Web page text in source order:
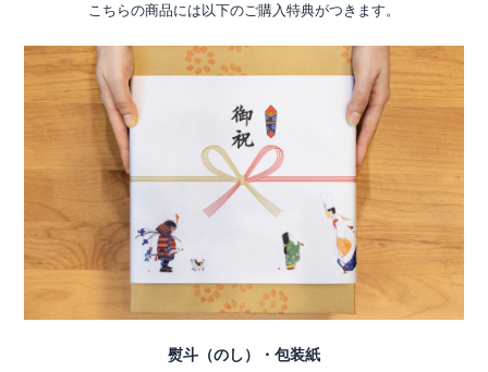
こちらの商品には以下のご購入特典がつきます。
熨斗（のし）・包装紙